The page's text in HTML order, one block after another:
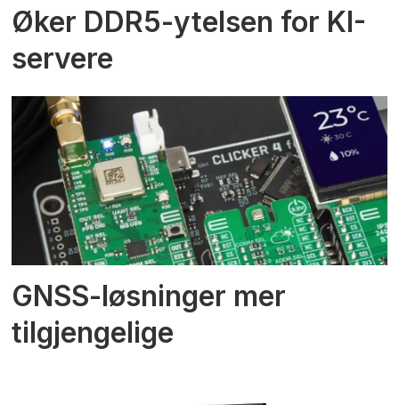
Øker DDR5-ytelsen for KI-
servere
GNSS-løsninger mer
tilgjengelige